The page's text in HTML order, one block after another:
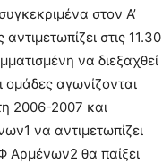
στον Α’
στις 11.30
να διεξαχθεί
αγωνίζονται
2006-2007 και
να αντιμετωπίζει
Αρμένων2 θα παίξει